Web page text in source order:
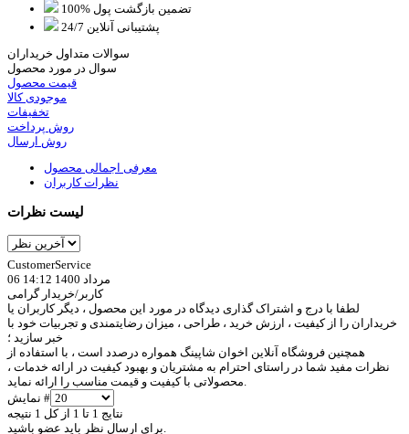
100% تضمین بازگشت پول
پشتیبانی آنلاین 24/7
سوالات متداول خریداران
سوال در مورد محصول
قیمت محصول
موجودی کالا
تخفیفات
روش پرداخت
روش ارسال
معرفی اجمالی محصول
نظرات کاربران
لیست نظرات
CustomerService
06 مرداد 1400 14:12
کاربر/خریدار گرامی
لطفا با درج و اشتراک گذاری دیدگاه در مورد این محصول ، دیگر کاربران یا
خریداران را از کیفیت ، ارزش خرید ، طراحی ، میزان رضایتمندی و تجربیات خود با
خبر سازید ؛
همچنین فروشگاه آنلاین اخوان شاپینگ همواره درصدد است ، با استفاده از
نظرات مفید شما در راستای احترام به مشتریان و بهبود کیفیت در ارائه خدمات ،
نمایش #
نتایج 1 تا 1 از کل 1 نتیجه